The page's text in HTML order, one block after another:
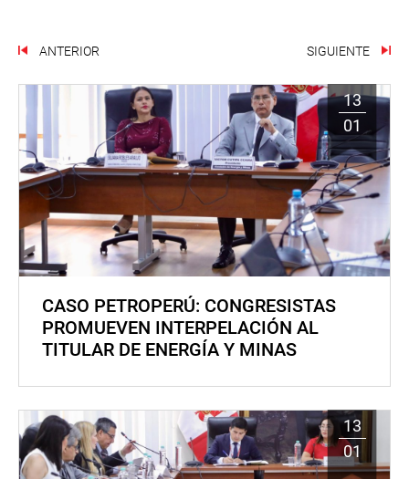
ANTERIOR SIGUIENTE
13
01
CASO PETROPERÚ: CONGRESISTAS
PROMUEVEN INTERPELACIÓN AL
TITULAR DE ENERGÍA Y MINAS
13
01